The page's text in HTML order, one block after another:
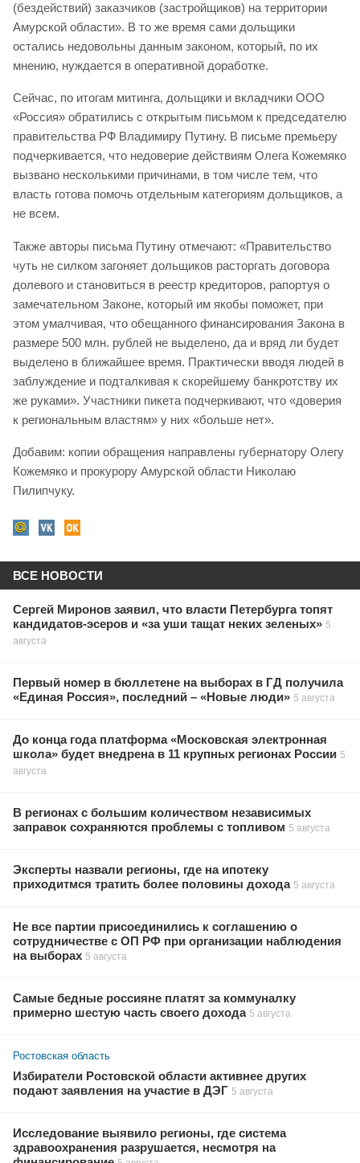
(бездействий) заказчиков (застройщиков) на территории
Амурской области». В то же время сами дольщики
остались недовольны данным законом, который, по их
мнению, нуждается в оперативной доработке.
Сейчас, по итогам митинга, дольщики и вкладчики ООО
«Россия» обратились с открытым письмом к председателю
правительства РФ Владимиру Путину. В письме премьеру
подчеркивается, что недоверие действиям Олега Кожемяко
вызвано несколькими причинами, в том числе тем, что
власть готова помочь отдельным категориям дольщиков, а
не всем.
Также авторы письма Путину отмечают: «Правительство
чуть не силком загоняет дольщиков расторгать договора
долевого и становиться в реестр кредиторов, рапортуя о
замечательном Законе, который им якобы поможет, при
этом умалчивая, что обещанного финансирования Закона в
размере 500 млн. рублей не выделено, да и вряд ли будет
выделено в ближайшее время. Практически вводя людей в
заблуждение и подталкивая к скорейшему банкротству их
же руками». Участники пикета подчеркивают, что «доверия
к региональным властям» у них «больше нет».
Добавим: копии обращения направлены губернатору Олегу
Кожемяко и прокурору Амурской области Николаю
Пилипчуку.
ВСЕ НОВОСТИ
Сергей Миронов заявил, что власти Петербурга топят
кандидатов-эсеров и «за уши тащат неких зеленых» 5
августа
Первый номер в бюллетене на выборах в ГД получила
«Единая Россия», последний – «Новые люди» 5 августа
До конца года платформа «Московская электронная
школа» будет внедрена в 11 крупных регионах России 5
августа
В регионах с большим количеством независимых
заправок сохраняются проблемы с топливом 5 августа
Эксперты назвали регионы, где на ипотеку
приходитмся тратить более половины дохода 5 августа
Не все партии присоединились к соглашению о
сотрудничестве с ОП РФ при организации наблюдения
на выборах 5 августа
Самые бедные россияне платят за коммуналку
примерно шестую часть своего дохода 5 августа
Ростовская область
Избиратели Ростовской области активнее других
подают заявления на участие в ДЭГ 5 августа
Исследование выявило регионы, где система
здравоохранения разрушается, несмотря на